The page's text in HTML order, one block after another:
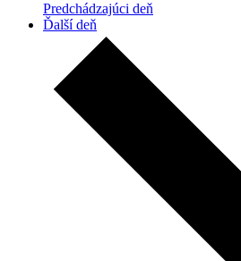
Predchádzajúci deň
Ďalší deň